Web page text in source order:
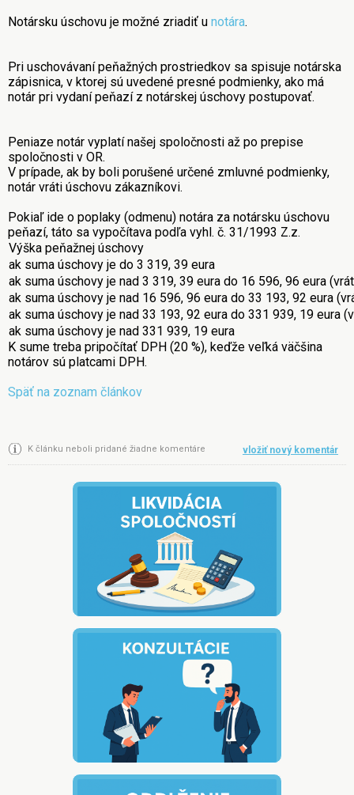
Notársku úschovu je možné zriadiť u notára.
Pri uschovávaní peňažných prostriedkov sa spisuje notárska
zápisnica, v ktorej sú uvedené presné podmienky, ako má
notár pri vydaní peňazí z notárskej úschovy postupovať.
Peniaze notár vyplatí našej spoločnosti až po prepise
spoločnosti v OR.
V prípade, ak by boli porušené určené zmluvné podmienky,
notár vráti úschovu zákazníkovi.
Pokiaľ ide o poplaky (odmenu) notára za notársku úschovu
peňazí, táto sa vypočítava podľa vyhl. č. 31/1993 Z.z.
Výška peňažnej úschovy
ak suma úschovy je do 3 319, 39 eura
ak suma úschovy je nad 3 319, 39 eura do 16 596, 96 eura
ak suma úschovy je nad 16 596, 96 eura do 33 193, 92 eura
ak suma úschovy je nad 33 193, 92 eura do 331 939, 19 eura
ak suma úschovy je nad 331 939, 19 eura
K sume treba pripočítať DPH (20 %), keďže veľká väčšina
notárov sú platcami DPH.
Späť na zoznam článkov
K článku neboli pridané žiadne komentáre vložiť nový komentár